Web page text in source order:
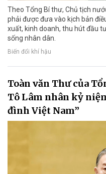
Theo Tổng Bí thư, Chủ tịch
phải được đưa vào kịch bản
xuất, kinh doanh, thu hút đầu
sống nhân dân.
Biến đổi khí hậu
Toàn văn Thư của
Tô Lâm nhân kỷ
đình Việt Nam”